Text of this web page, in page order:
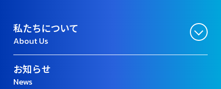
私たちについて
About Us
お知らせ
News